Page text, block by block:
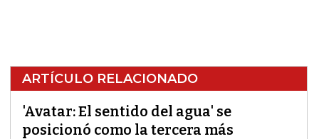
ARTÍCULO RELACIONADO
'Avatar: El sentido del agua' se
posicionó como la tercera más